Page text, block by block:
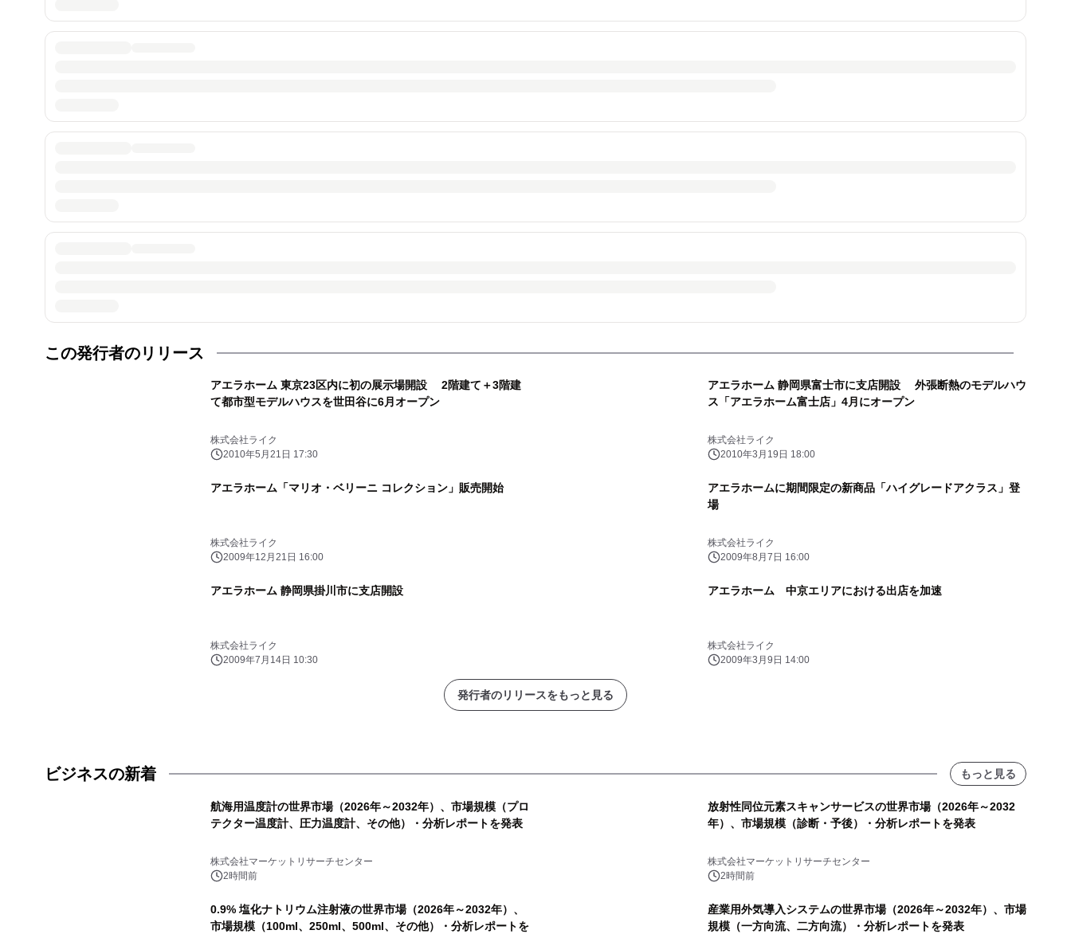
この発行者のリリース
アエラホーム 東京23区内に初の展示場開設 2階建て＋3階建
て都市型モデルハウスを世田谷に6月オープン
株式会社ライク
2010年5月21日 17:30
アエラホーム 静岡県富士市に支店開設 外張断熱のモデルハウ
ス「アエラホーム富士店」4月にオープン
株式会社ライク
2010年3月19日 18:00
アエラホーム「マリオ・ベリーニ コレクション」販売開始
株式会社ライク
2009年12月21日 16:00
アエラホームに期間限定の新商品「ハイグレードアクラス」登
場
株式会社ライク
2009年8月7日 16:00
アエラホーム 静岡県掛川市に支店開設
株式会社ライク
2009年7月14日 10:30
アエラホーム 中京エリアにおける出店を加速
株式会社ライク
2009年3月9日 14:00
発行者のリリースをもっと見る
ビジネスの新着 もっと見る
航海用温度計の世界市場（2026年～2032年）、市場規模（プロ
テクター温度計、圧力温度計、その他）・分析レポートを発表
株式会社マーケットリサーチセンター
2時間前
放射性同位元素スキャンサービスの世界市場（2026年～2032
年）、市場規模（診断・予後）・分析レポートを発表
株式会社マーケットリサーチセンター
2時間前
0.9% 塩化ナトリウム注射液の世界市場（2026年～2032年）、
市場規模（100ml、250ml、500ml、その他）・分析レポートを
産業用外気導入システムの世界市場（2026年～2032年）、市場
規模（一方向流、二方向流）・分析レポートを発表